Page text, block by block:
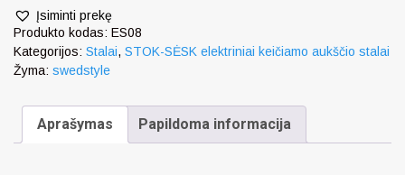
Įsiminti prekę
Produkto kodas: ES08
Kategorijos: Stalai, STOK-SĖSK elektriniai keičiamo aukščio stalai
Žyma: swedstyle
Aprašymas Papildoma informacija